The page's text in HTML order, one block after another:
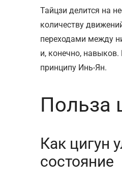
Тайцзи делится на
количеству
переходами между
и, конечно,
принципу Инь-Ян.
Польза
Как цигун
состояние